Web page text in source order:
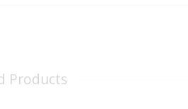
Products